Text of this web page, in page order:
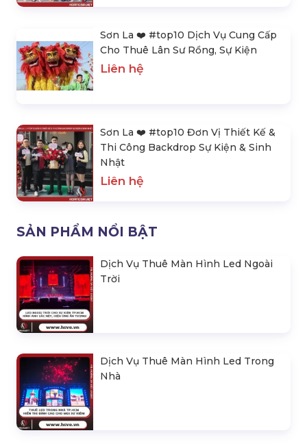
Sơn La ❤️️ #top10 Dịch Vụ Cung Cấp
Cho Thuê Lân Sư Rồng, Sự Kiện
Liên hệ
Sơn La ❤️️ #top10 Đơn Vị Thiết Kế &
Thi Công Backdrop Sự Kiện & Sinh
Nhật
Liên hệ
SẢN PHẨM NỔI BẬT
Dịch Vụ Thuê Màn Hình Led Ngoài
Trời
Dịch Vụ Thuê Màn Hình Led Trong
Nhà